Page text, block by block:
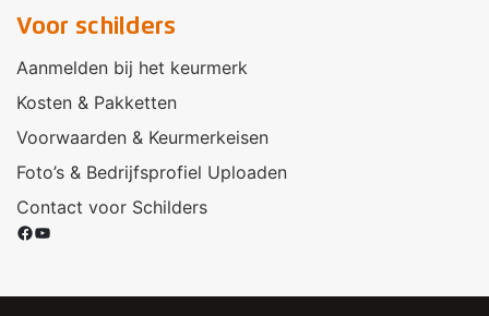
Voor schilders
Aanmelden bij het keurmerk
Kosten & Pakketten
Voorwaarden & Keurmerkeisen
Foto’s & Bedrijfsprofiel Uploaden
Contact voor Schilders
Facebook
YouTube